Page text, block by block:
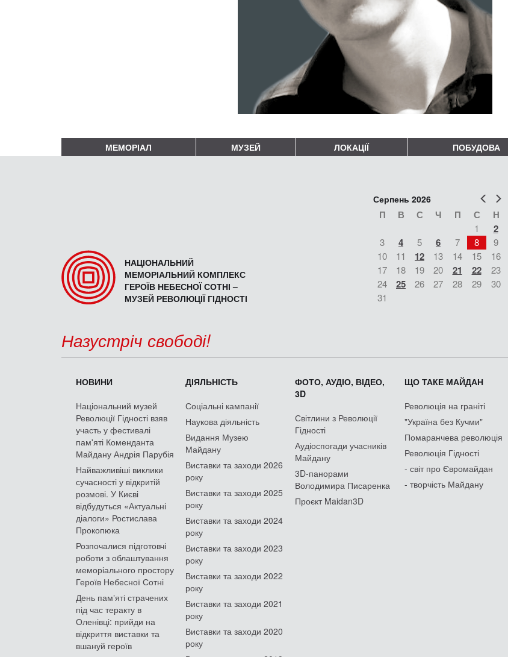
МЕМОРІАЛ МУЗЕЙ ЛОКАЦІЇ ПОБУДОВА
НАЦІОНАЛЬНИЙ
МЕМОРІАЛЬНИЙ КОМПЛЕКС
ГЕРОЇВ НЕБЕСНОЇ СОТНІ –
МУЗЕЙ РЕВОЛЮЦІЇ ГІДНОСТІ
Попер
Серпень 2026
П В С Ч П С Н
1 2
3 4 5 6 7 8
9
10
11 12 13 14 15
16
17
18 19 20 21 22
23
24
25 26 27 28 29
30
31
Назустріч свободі!
НОВИНИ
Національний музей
Революції Гідності взяв
участь у фестивалі
пам'яті Коменданта
Майдану Андрія Парубія
Найважливіші виклики
сучасності у відкритій
розмові. У Києві
відбудуться «Актуальні
діалоги» Ростислава
Прокопюка
Розпочалися підготовчі
роботи з облаштування
меморіального простору
Героїв Небесної Сотні
День памʼяті страчених
під час теракту в
Оленівці: прийди на
відкриття виставки та
вшануй героїв
ДІЯЛЬНІСТЬ
Соціальні кампанії
Наукова діяльність
Видання Музею
Майдану
Виставки та заходи 2026
року
Виставки та заходи 2025
року
Виставки та заходи 2024
року
Виставки та заходи 2023
року
Виставки та заходи 2022
року
Виставки та заходи 2021
року
Виставки та заходи 2020
року
ФОТО, АУДІО, ВІДЕО,
3D
Світлини з Революції
Гідності
Аудіоспогади учасників
Майдану
3D-панорами
Володимира Писаренка
Проєкт Maidan3D
ЩО ТАКЕ МАЙДАН
Революція на граніті
"Україна без Кучми"
Помаранчева революція
Революція Гідності
- світ про Євромайдан
- творчість Майдану